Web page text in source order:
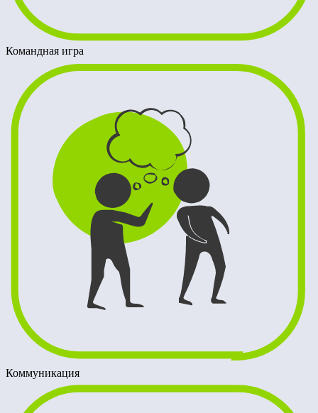
Командная игра
Коммуникация